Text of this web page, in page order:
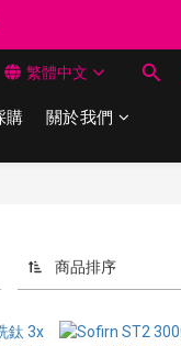
送完即止
制 送完即止
繁體中文
購 關於我們
商品排序